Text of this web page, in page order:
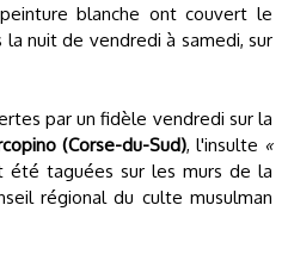
blanche ont couvert le
nuit de vendredi à samedi, sur
par un fidèle vendredi sur la
(Corse-du-Sud), l'insulte «
taguées sur les murs de la
régional du culte musulman